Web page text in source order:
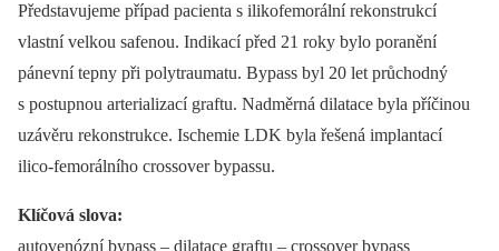
Představujeme případ pacienta s ilikofemorální rekonstrukcí
vlastní velkou safenou. Indikací před 21 roky bylo poranění
pánevní tepny při polytraumatu. Bypass byl 20 let průchodný
s postupnou arterializací graftu. Nadměrná dilatace byla příčinou
uzávěru rekonstrukce. Ischemie LDK byla řešená implantací
ilico-femorálního crossover bypassu.
Klíčová slova:
autovenózní bypass –⁠ dilatace graftu –⁠ crossover bypass